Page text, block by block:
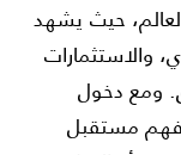
حيث يشهد
والاستثمارات
ومع دخول
تزداد أهمية فهم مستقبل